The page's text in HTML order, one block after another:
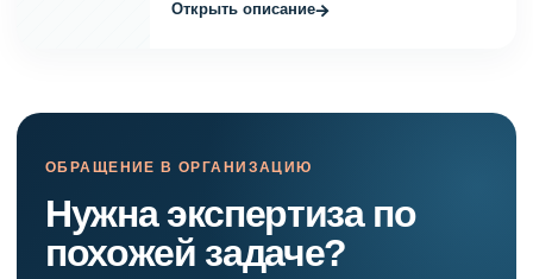
Открыть описание→
ОБРАЩЕНИЕ В ОРГАНИЗАЦИЮ
Нужна экспертиза по
похожей задаче?